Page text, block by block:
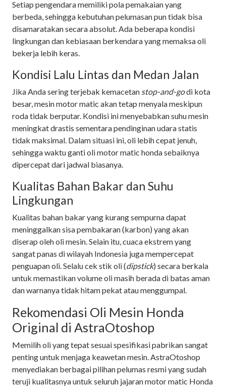
Setiap pengendara memiliki pola pemakaian yang
berbeda, sehingga kebutuhan pelumasan pun tidak bisa
disamaratakan secara absolut. Ada beberapa kondisi
lingkungan dan kebiasaan berkendara yang memaksa oli
bekerja lebih keras.
Kondisi Lalu Lintas dan Medan Jalan
Jika Anda sering terjebak kemacetan stop-and-godi kota
besar, mesin motor matic akan tetap menyala meskipun
roda tidak berputar. Kondisi ini menyebabkan suhu mesin
meningkat drastis sementara pendinginan udara statis
tidak maksimal. Dalam situasi ini, oli lebih cepat jenuh,
sehingga waktu ganti oli motor matic honda sebaiknya
dipercepat dari jadwal biasanya.
Kualitas Bahan Bakar dan Suhu
Lingkungan
Kualitas bahan bakar yang kurang sempurna dapat
meninggalkan sisa pembakaran (karbon) yang akan
diserap oleh oli mesin. Selain itu, cuaca ekstrem yang
sangat panas di wilayah Indonesia juga mempercepat
penguapan oli. Selalu cek stik oli (dipstick) secara berkala
untuk memastikan volume oli masih berada di batas aman
dan warnanya tidak hitam pekat atau menggumpal.
Rekomendasi Oli Mesin Honda
Original di AstraOtoshop
Memilih oli yang tepat sesuai spesifikasi pabrikan sangat
penting untuk menjaga keawetan mesin. AstraOtoshop
menyediakan berbagai pilihan pelumas resmi yang sudah
teruji kualitasnya untuk seluruh jajaran motor matic Honda